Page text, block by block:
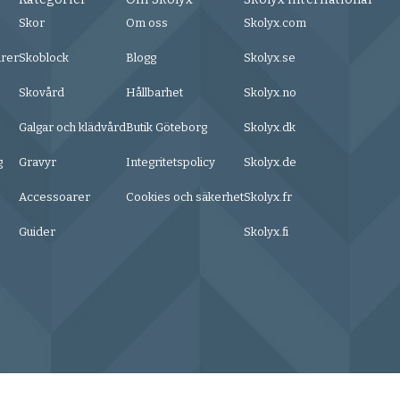
Skor
Skoblock
Skovård
Galgar och klädvård
Gravyr
Accessoarer
Guider
Om oss
Blogg
Hållbarhet
Butik Göteborg
Integritetspolicy
Cookies och säkerhet
Skolyx.com
Skolyx.se
Skolyx.no
Skolyx.dk
Skolyx.de
Skolyx.fr
Skolyx.fi